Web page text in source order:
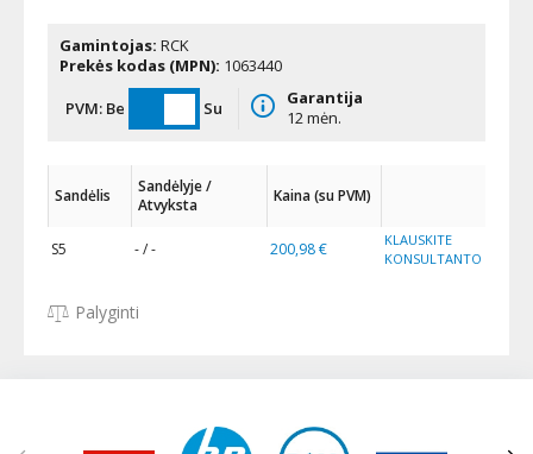
Gamintojas: RCK
Prekės kodas (MPN): 1063440
PVM: Be Su
Garantija
12 mėn.
Sandėlis
Sandėlyje /
Atvyksta
Kaina (su PVM)
S5 - / - 200,98 €
KLAUSKITE
KONSULTANTO
Palyginti